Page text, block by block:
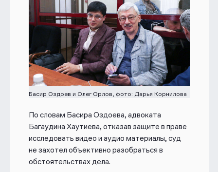
С января 2023 Ставропольский
краевой суд в Пятигорске
рассматривает апелляционную
жалобу осужденных.
Подробно о преследовании мы
рассказывали в материале: «Одно из
самых массовых политических дел в
истории России».
Басир Оздоев и Олег Орлов, фото: Дарья Корнилова
По словам Басира Оздоева, адвоката
Багаудина Хаутиева, отказав защите в праве
исследовать видео и аудио материалы, суд
не захотел объективно разобраться в
обстоятельствах дела.